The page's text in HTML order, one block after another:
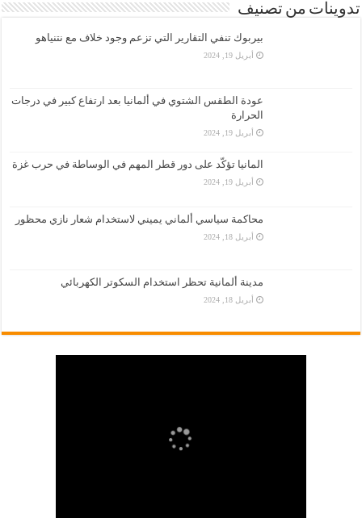
تدوينات من تصنيف
بيربوك تنفي التقارير التي تزعم وجود خلاف مع نتنياهو
أبريل 19, 2024
عودة الطقس الشتوي في ألمانيا بعد ارتفاع كبير في درجات
الحرارة
أبريل 19, 2024
المانيا تؤكّد على دور قطر المهم في الوساطة في حرب غزة
أبريل 19, 2024
محاكمة سياسي ألماني يميني لاستخدام شعار نازي محظور
أبريل 18, 2024
مدينة ألمانية تحظر استخدام السكوتر الكهربائي
أبريل 18, 2024